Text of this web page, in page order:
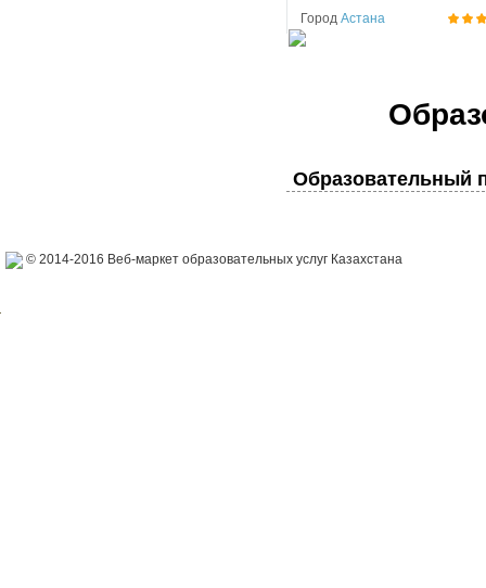
Город Астана
Образовательный
© 2014-2016 Веб-маркет образовательных услуг Казахстана